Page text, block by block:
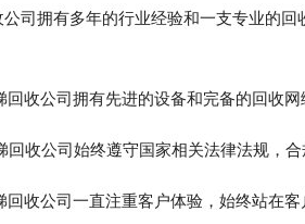
司拥有多年的行业经验和一支专业的
收公司拥有先进的设备和完备的回收
收公司始终遵守国家相关法律法规，
收公司一直注重客户体验，始终站在